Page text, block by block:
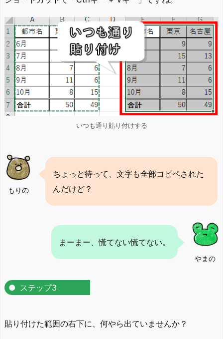
いつも通り貼り付けする
もりの
ちょっと待って、文字も全部コピペされた
んだけど？
やまの
まーまー、慌てない慌てない。
ステップ3
貼り付けた範囲の右下に、何やら出ていませんか？